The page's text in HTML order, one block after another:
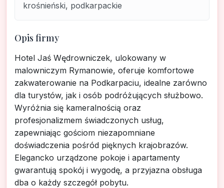
krośnieński, podkarpackie
Opis firmy
Hotel Jaś Wędrowniczek, ulokowany w
malowniczym Rymanowie, oferuje komfortowe
zakwaterowanie na Podkarpaciu, idealne zarówno
dla turystów, jak i osób podróżujących służbowo.
Wyróżnia się kameralnością oraz
profesjonalizmem świadczonych usług,
zapewniając gościom niezapomniane
doświadczenia pośród pięknych krajobrazów.
Elegancko urządzone pokoje i apartamenty
gwarantują spokój i wygodę, a przyjazna obsługa
dba o każdy szczegół pobytu.